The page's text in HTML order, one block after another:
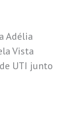
Adélia
Vista
UTI junto